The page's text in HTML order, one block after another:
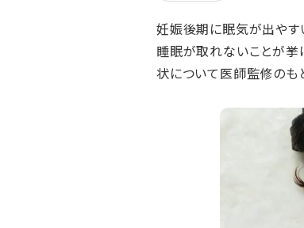
妊娠後期に眠気が出やす
睡眠が取れないことが挙
状について医師監修のも